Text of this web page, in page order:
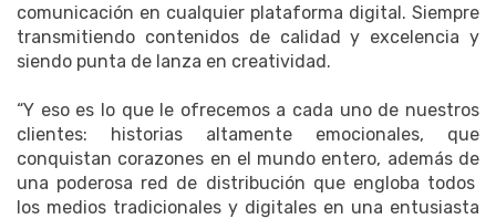
comunicación en cualquier plataforma digital. Siempre
transmitiendo contenidos de calidad y excelencia y
siendo punta de lanza en creatividad.
“Y eso es lo que le ofrecemos a cada uno de nuestros
clientes: historias altamente emocionales, que
conquistan corazones en el mundo entero, además de
una poderosa red de distribución que engloba todos
los medios tradicionales y digitales en una entusiasta